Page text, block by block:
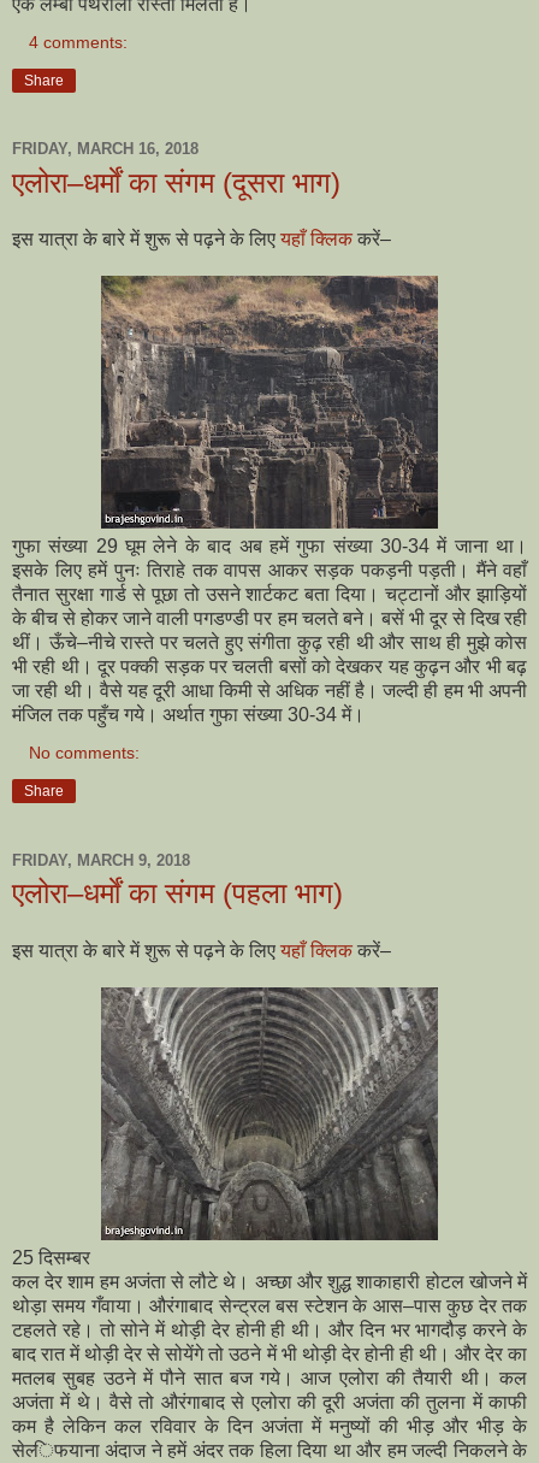
4 comments:
Share
FRIDAY, MARCH 16, 2018
एलोरा–धर्माें का संगम (दूसरा भाग)
इस यात्रा के बारे में शुरू से पढ़ने के लिए यहाँ क्लिक करें–
गुफा संख्या 29 घूम लेने के बाद अब हमें गुफा संख्या 30-34 में जाना था।
इसके लिए हमें पुनः तिराहे तक वापस आकर सड़क पकड़नी पड़ती। मैंने वहाँ
तैनात सुरक्षा गार्ड से पूछा तो उसने शार्टकट बता दिया। चट्टानों और झाड़ियों
के बीच से होकर जाने वाली पगडण्डी पर हम चलते बने। बसें भी दूर से दिख रही
थीं। ऊँचे–नीचे रास्ते पर चलते हुए संगीता कुढ़ रही थी और साथ ही मुझे कोस
भी रही थी। दूर पक्की सड़क पर चलती बसों को देखकर यह कुढ़न और भी बढ़
जा रही थी। वैसे यह दूरी आधा किमी से अधिक नहीं है। जल्दी ही हम भी अपनी
मंजिल तक पहुँच गये। अर्थात गुफा संख्या 30-34 में।
No comments:
Share
FRIDAY, MARCH 9, 2018
एलोरा–धर्माें का संगम (पहला भाग)
इस यात्रा के बारे में शुरू से पढ़ने के लिए यहाँ क्लिक करें–
25 दिसम्बर
कल देर शाम हम अजंता से लौटे थे। अच्छा और शुद्ध शाकाहारी होटल खोजने में
थोड़ा समय गँवाया। औरंगाबाद सेन्ट्रल बस स्टेशन के आस–पास कुछ देर तक
टहलते रहे। तो सोने में थोड़ी देर होनी ही थी। और दिन भर भागदौड़ करने के
बाद रात में थोड़ी देर से सोयेंगे तो उठने में भी थोड़ी देर होनी ही थी। और देर का
मतलब सुबह उठने में पौने सात बज गये। आज एलोरा की तैयारी थी। कल
अजंता में थे। वैसे तो औरंगाबाद से एलोरा की दूरी अजंता की तुलना में काफी
कम है लेकिन कल रविवार के दिन अजंता में मनुष्यों की भीड़ और भीड़ के
सेल्‍िफयाना अंदाज ने हमें अंदर तक हिला दिया था और हम जल्दी निकलने के